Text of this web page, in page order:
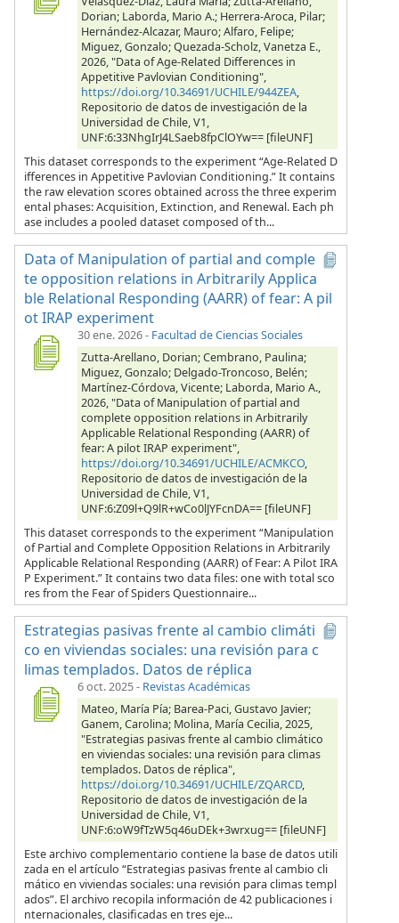
Dorian; Laborda, Mario A.; Herrera-Aroca, Pilar;
Hernández-Alcazar, Mauro; Alfaro, Felipe;
Miguez, Gonzalo; Quezada-Scholz, Vanetza E.,
2026, "Data of Age-Related Differences in
Appetitive Pavlovian Conditioning",
https://doi.org/10.34691/UCHILE/944ZEA,
Repositorio de datos de investigación de la
Universidad de Chile, V1,
UNF:6:33NhgIrJ4LSaeb8fpClOYw== [fileUNF]
This dataset corresponds to the experiment “Age-Related D
ifferences in Appetitive Pavlovian Conditioning.” It contains
the raw elevation scores obtained across the three experim
ental phases: Acquisition, Extinction, and Renewal. Each ph
ase includes a pooled dataset composed of th...
Data of Manipulation of partial and comple
te opposition relations in Arbitrarily Applica
ble Relational Responding (AARR) of fear: A pil
ot IRAP experiment
30 ene. 2026- Facultad de Ciencias Sociales
Zutta-Arellano, Dorian; Cembrano, Paulina;
Miguez, Gonzalo; Delgado-Troncoso, Belén;
Martínez-Córdova, Vicente; Laborda, Mario A.,
2026, "Data of Manipulation of partial and
complete opposition relations in Arbitrarily
Applicable Relational Responding (AARR) of
fear: A pilot IRAP experiment",
https://doi.org/10.34691/UCHILE/ACMKCO,
Repositorio de datos de investigación de la
Universidad de Chile, V1,
UNF:6:Z09l+Q9lR+wCo0lJYFcnDA== [fileUNF]
This dataset corresponds to the experiment “Manipulation
of Partial and Complete Opposition Relations in Arbitrarily
Applicable Relational Responding (AARR) of Fear: A Pilot IRA
P Experiment.” It contains two data files: one with total sco
res from the Fear of Spiders Questionnaire...
Estrategias pasivas frente al cambio climáti
co en viviendas sociales: una revisión para c
limas templados. Datos de réplica
6 oct. 2025- Revistas Académicas
Mateo, María Pía; Barea-Paci, Gustavo Javier;
Ganem, Carolina; Molina, María Cecilia, 2025,
"Estrategias pasivas frente al cambio climático
en viviendas sociales: una revisión para climas
templados. Datos de réplica",
https://doi.org/10.34691/UCHILE/ZQARCD,
Repositorio de datos de investigación de la
Universidad de Chile, V1,
UNF:6:oW9fTzW5q46uDEk+3wrxug== [fileUNF]
Este archivo complementario contiene la base de datos utili
zada en el artículo “Estrategias pasivas frente al cambio cli
mático en viviendas sociales: una revisión para climas templ
ados”. El archivo recopila información de 42 publicaciones i
nternacionales, clasificadas en tres eje...